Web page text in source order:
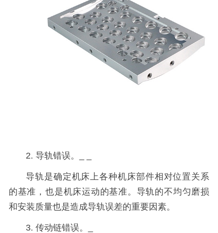
2. 导轨错误。_ _
导轨是确定机床上各种机床部件相对位置关系
的基准，也是机床运动的基准。导轨的不均匀磨损
和安装质量也是造成导轨误差的重要因素。
3. 传动链错误。_